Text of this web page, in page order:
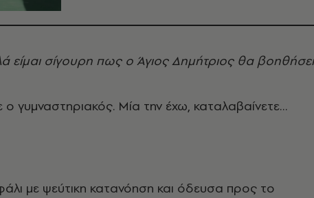
είμαι σίγουρη πως ο Άγιος Δημήτριος θα
ο γυμναστηριακός. Μία την έχω, καταλαβαίνετε…
με ψεύτικη κατανόηση και όδευσα προς το